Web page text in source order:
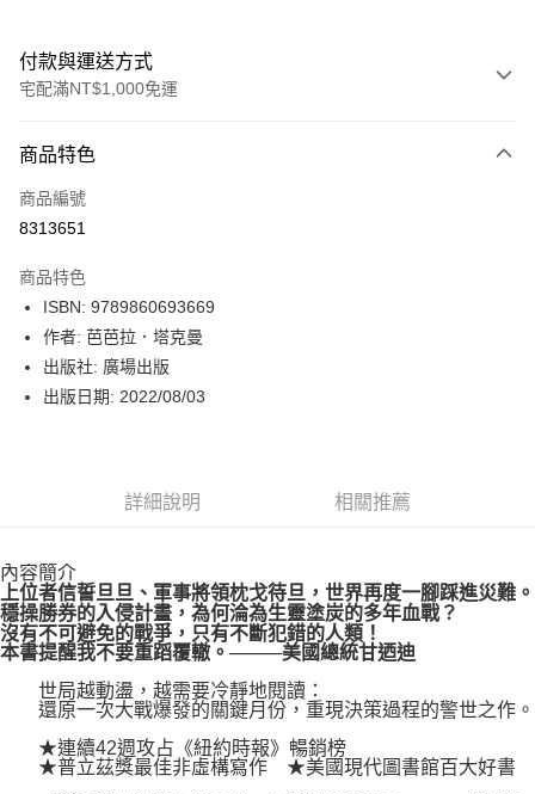
付款與運送方式
宅配滿NT$1,000免運
icash Pay
信用卡一次付款
LINE Pay
Apple Pay
街口支付
博客來商品配送方式
每筆NT$80，滿NT$1,000(含以上)免運費
商品特色
商品編號
8313651
商品特色
ISBN: 9789860693669
作者: 芭芭拉．塔克曼
出版社: 廣場出版
出版日期: 2022/08/03
詳細說明 相關推薦
內容簡介
上位者信誓旦旦、軍事將領枕戈待旦，世界再度一腳踩進災難。
穩操勝券的入侵計畫，為何淪為生靈塗炭的多年血戰？
沒有不可避免的戰爭，只有不斷犯錯的人類！
本書提醒我不要重蹈覆轍。────美國總統甘迺迪
世局越動盪，越需要冷靜地閱讀：
還原一次大戰爆發的關鍵月份，重現決策過程的警世之作。
★連續42週攻占《紐約時報》暢銷榜
★普立茲獎最佳非虛構寫作 ★美國現代圖書館百大好書